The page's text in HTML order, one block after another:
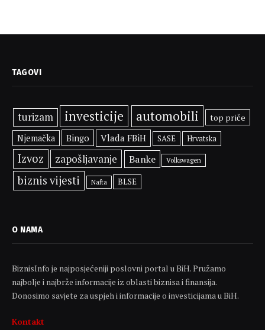
TAGOVI
turizam investicije automobili
top priče
Njemačka
Bingo Vlada FBiH SASE Hrvatska
Izvoz zapošljavanje Banke Volkswagen
biznis vijesti Nafta BLSE
O NAMA
BiznisInfo je najposjećeniji poslovni portal u BiH. Pružamo
najbolje i najbrže informacije iz oblasti biznisa i finansija.
Donosimo savjete za uspjeh i informacije o investicijama u BiH.
Kontakt